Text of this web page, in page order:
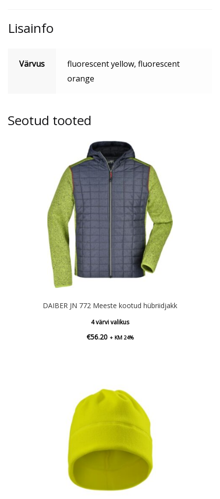
Lisainfo
Värvus
fluorescent yellow, fluorescent
orange
Seotud tooted
DAIBER JN 772 Meeste kootud hübriidjakk
4 värvi valikus
€56.20 + KM 24%